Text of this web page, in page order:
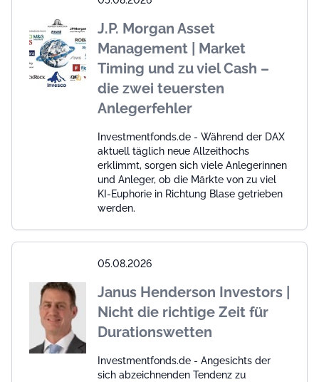
J.P. Morgan Asset
Management | Market
Timing und zu viel Cash –
die zwei teuersten
Anlegerfehler
Investmentfonds.de - Während der DAX
aktuell täglich neue Allzeithochs
erklimmt, sorgen sich viele Anlegerinnen
und Anleger, ob die Märkte von zu viel
KI-Euphorie in Richtung Blase getrieben
werden.
05.08.2026
Janus Henderson Investors |
Nicht die richtige Zeit für
Durationswetten
Investmentfonds.de - Angesichts der
sich abzeichnenden Tendenz zu